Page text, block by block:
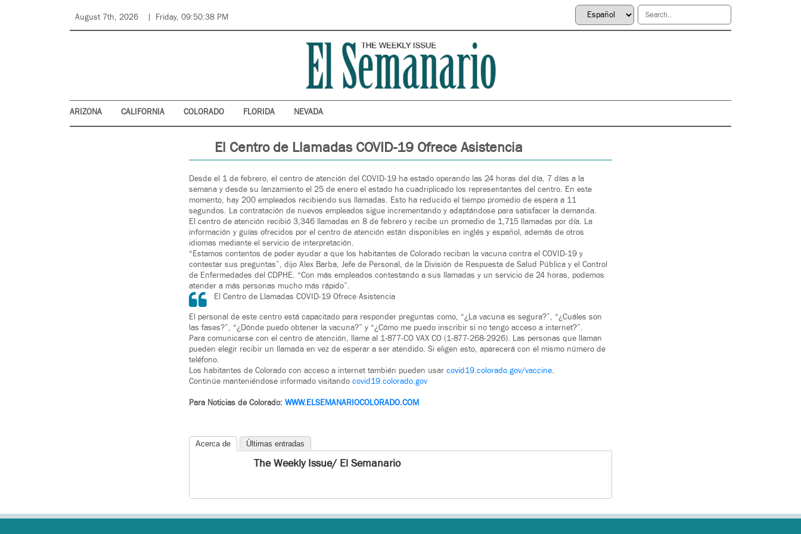
August 7th, 2026 Friday, 09:50:38 PM
ARIZONA CALIFORNIA COLORADO FLORIDA NEVADA
El Centro de Llamadas COVID-19 Ofrece Asistencia
Desde el 1 de febrero, el centro de atención del COVID-19 ha estado operando las 24 horas del día, 7 días a la
semana y desde su lanzamiento el 25 de enero el estado ha cuadriplicado los representantes del centro. En este
momento, hay 200 empleados recibiendo sus llamadas. Esto ha reducido el tiempo promedio de espera a 11
segundos. La contratación de nuevos empleados sigue incrementando y adaptándose para satisfacer la demanda.
El centro de atención recibió 3,346 llamadas en 8 de febrero y recibe un promedio de 1,715 llamadas por día. La
información y guías ofrecidos por el centro de atención están disponibles en inglés y español, además de otros
idiomas mediante el servicio de interpretación.
“Estamos contentos de poder ayudar a que los habitantes de Colorado reciban la vacuna contra el COVID-19 y
contestar sus preguntas”, dijo Alex Barba, Jefe de Personal, de la División de Respuesta de Salud Pública y el Control
de Enfermedades del CDPHE. “Con más empleados contestando a sus llamadas y un servicio de 24 horas, podemos
atender a más personas mucho más rápido”.
El Centro de Llamadas COVID-19 Ofrece Asistencia
El personal de este centro está capacitado para responder preguntas como, “¿La vacuna es segura?”, “¿Cuáles son
las fases?”, “¿Dónde puedo obtener la vacuna?” y “¿Cómo me puedo inscribir si no tengo acceso a internet?”.
Para comunicarse con el centro de atención, llame al 1-877-CO VAX CO (1-877-268-2926). Las personas que llaman
pueden elegir recibir un llamada en vez de esperar a ser atendido. Si eligen esto, aparecerá con el mismo número de
teléfono.
Los habitantes de Colorado con acceso a internet también pueden usar covid19.colorado.gov/vaccine.
Continúe manteniéndose informado visitando covid19.colorado.gov
Para Noticias de Colorado: WWW.ELSEMANARIOCOLORADO.COM
Acerca de Últimas entradas
The Weekly Issue/ El Semanario